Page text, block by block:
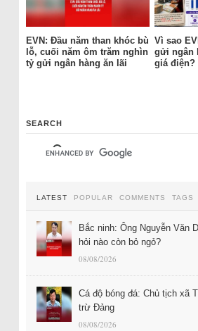
EVN: Đầu năm than khóc bù
lỗ, cuối năm ôm trăm nghìn
tỷ gửi ngân hàng ăn lãi
Vì sao
gửi ngân
giá điện?
SEARCH
LATEST POPULAR COMMENTS TAGS
Bắc ninh: Ông Nguyễn Văn
hỏi nào còn bỏ ngỏ?
08/08/2026
Cá độ bóng đá: Chủ tịch xã
trừ Đảng
08/08/2026